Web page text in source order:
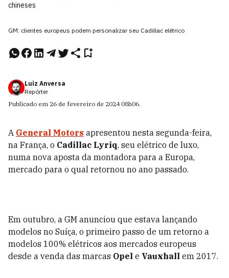
chineses
GM: clientes europeus podem personalizar seu Cadillac elétrico
Luiz Anversa
Repórter
Publicado em 26 de fevereiro de 2024 08h06.
A General Motors apresentou nesta segunda-feira,
na França, o Cadillac Lyriq, seu elétrico de luxo,
numa nova aposta da montadora para a Europa,
mercado para o qual retornou no ano passado.
Em outubro, a GM anunciou que estava lançando
modelos no Suíça, o primeiro passo de um retorno a
modelos 100% elétricos aos mercados europeus
desde a venda das marcas Opel e Vauxhall em 2017.